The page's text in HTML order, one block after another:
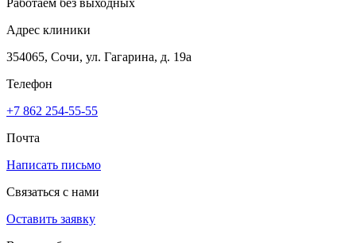
Адрес клиники
354065, Сочи, ул. Гагарина, д. 19а
Телефон
+7 862 254-55-55
Почта
Написать письмо
Связаться с нами
Оставить заявку